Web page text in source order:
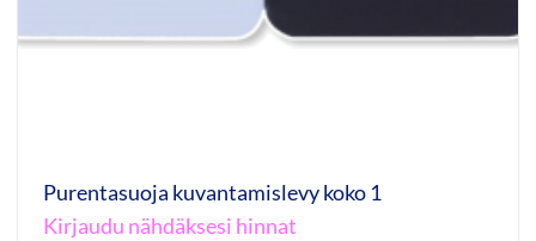
Purentasuoja kuvantamislevy koko 1
Kirjaudu nähdäksesi hinnat